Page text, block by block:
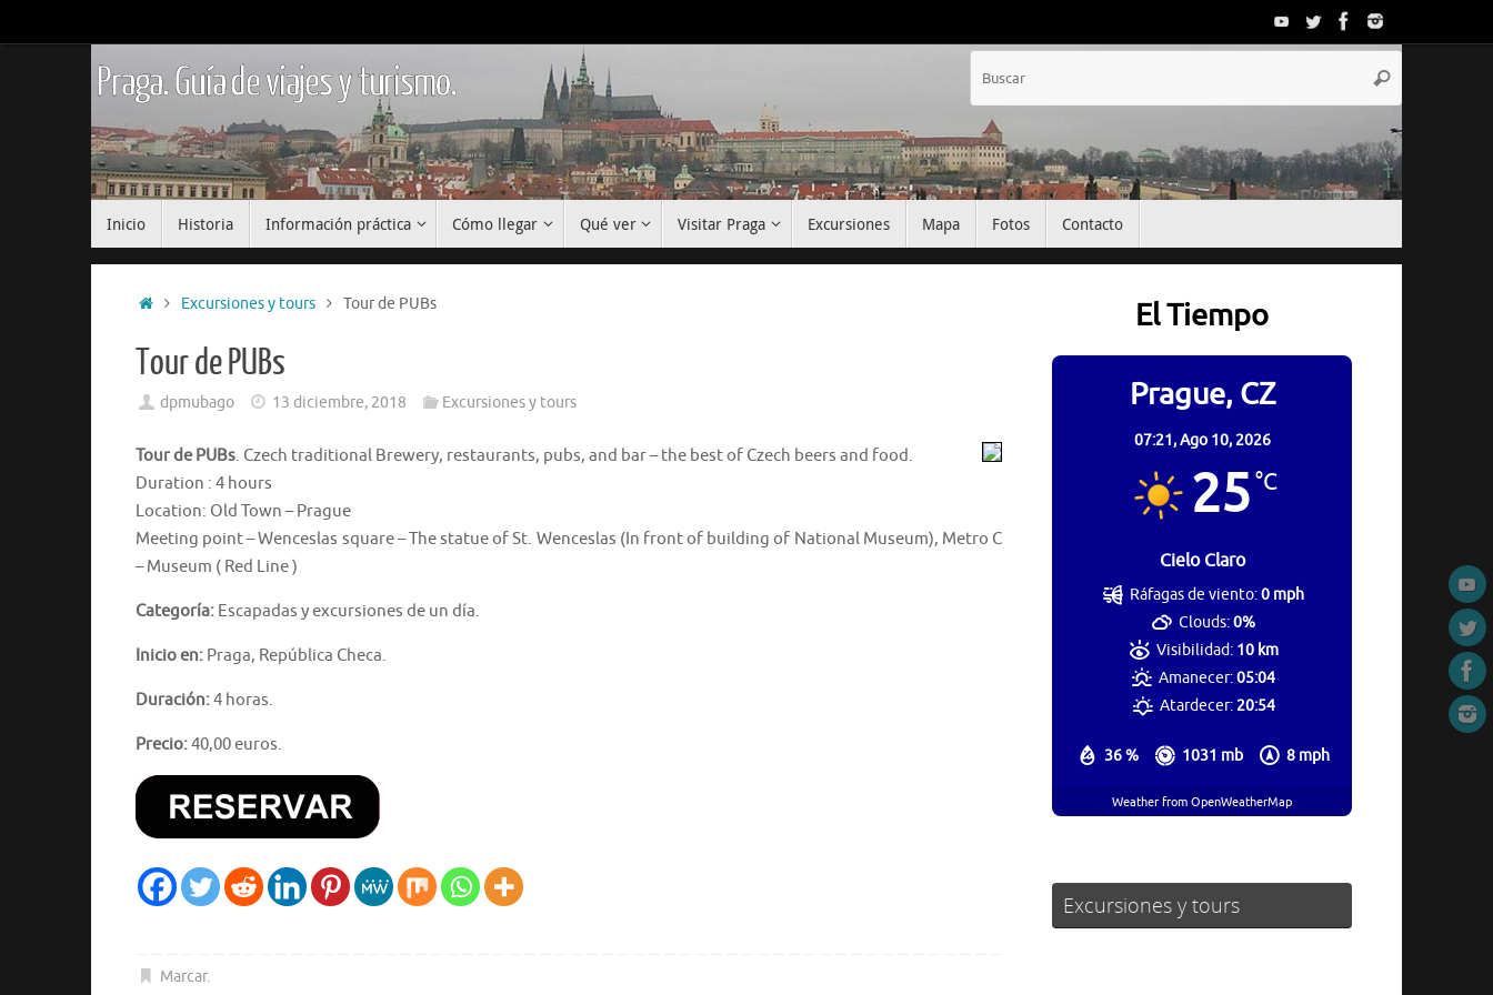
al
Praga. Guía de viajes y turismo. Buscar
Inicio Historia Información práctica Cómo llegar Qué ver Visitar Praga Excursiones Mapa Fotos Contacto
InicioExcursiones y tours Tour de PUBs
Tour de PUBs
dpmubago 13 diciembre, 2018 Excursiones y tours
Tour de PUBs. Czech traditional Brewery, restaurants, pubs, and bar – the best of Czech beers and food.
Duration : 4 hours
Location: Old Town – Prague
Meeting point – Wenceslas square – The statue of St. Wenceslas (In front of building of National Museum), Metro C
– Museum ( Red Line )
Categoría: Escapadas y excursiones de un día.
Inicio en: Praga, República Checa.
Duración:4 horas.
Precio:40,00 euros.
Marcar.
El Tiempo
Prague, CZ
07:21,Ago 10, 2026
25°C
Cielo Claro
36 % 1031 mb 8 mph
Ráfagas de viento:0 mph
Clouds:0%
Visibilidad: 10 km
Amanecer:05:04
Atardecer:20:54
Weather from OpenWeatherMap
Excursiones y tours